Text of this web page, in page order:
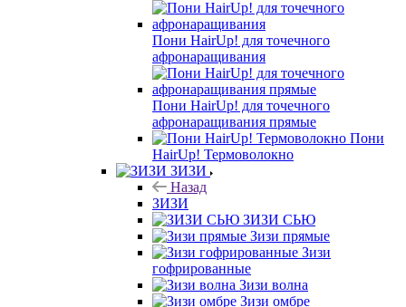
Пони HairUp! для точечного
афронаращивания
Пони HairUp! для точечного
афронаращивания прямые
Пони
HairUp! Термоволокно
ЗИЗИ
Назад
ЗИЗИ
ЗИЗИ СЬЮ
Зизи прямые
Зизи
гофрированные
Зизи волна
Зизи омбре